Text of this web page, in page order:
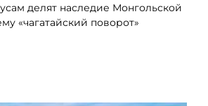
делят наследие Монгольской
«чагатайский поворот»